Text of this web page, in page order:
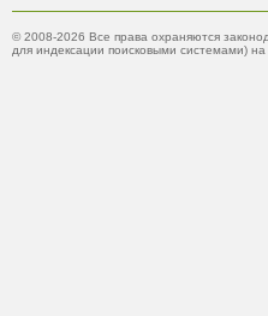
© 2008-2026 Все права охраняются
для индексации поисковыми системами) на